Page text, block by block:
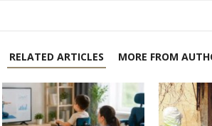
RELATED ARTICLES MORE FROM